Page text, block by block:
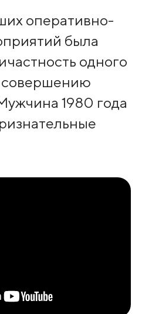
оперативно-
была
одного
совершению
1980 года